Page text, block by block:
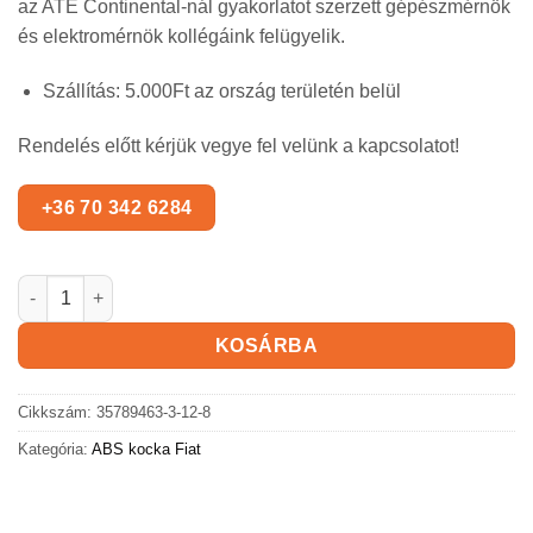
az ATE Continental-nál gyakorlatot szerzett gépészmérnök
és elektromérnök kollégáink felügyelik.
Szállítás: 5.000Ft az ország területén belül
Rendelés előtt kérjük vegye fel velünk a kapcsolatot!
FIAT STILO ABS kocka mennyiség
KOSÁRBA
Cikkszám: 35789463-3-12-8
Kategória: ABS kocka Fiat